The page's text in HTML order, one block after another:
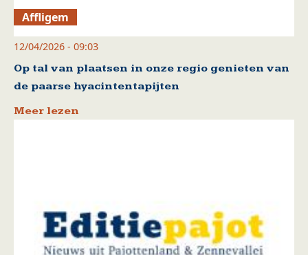
Affligem
12/04/2026 - 09:03
Op tal van plaatsen in onze regio genieten van
de paarse hyacintentapijten
Meer lezen